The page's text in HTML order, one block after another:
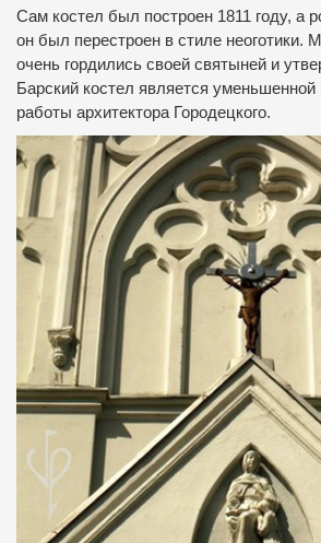
Сам костел был построен 1811 году, а
он был перестроен в стиле неоготики.
очень гордились своей святыней и
Барский костел является уменьшенной
работы архитектора Городецкого.